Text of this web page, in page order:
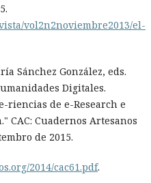
vol2n2noviembre2013/el-
Sánchez González, eds.
Digitales.
riencias de e-Research e
CAC: Cuadernos Artesanos
de 2015.
2014/cac61.pdf.